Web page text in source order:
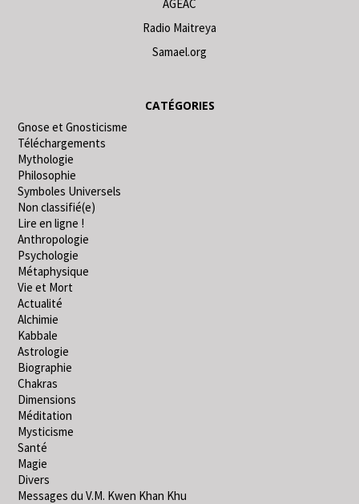
AGEAC
Radio Maitreya
Samael.org
CATÉGORIES
Gnose et Gnosticisme
Téléchargements
Mythologie
Philosophie
Symboles Universels
Non classifié(e)
Lire en ligne !
Anthropologie
Psychologie
Métaphysique
Vie et Mort
Actualité
Alchimie
Kabbale
Astrologie
Biographie
Chakras
Dimensions
Méditation
Mysticisme
Santé
Magie
Divers
Messages du V.M. Kwen Khan Khu